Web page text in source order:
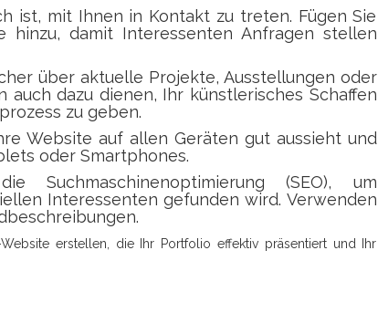
ist, mit Ihnen in Kontakt zu treten. Fügen Sie
hinzu, damit Interessenten Anfragen stellen
über aktuelle Projekte, Ausstellungen oder
dazu dienen, Ihr künstlerisches Schaffen
zu geben.
Website auf allen Geräten gut aussieht und
oder Smartphones.
Suchmaschinenoptimierung (SEO), um
Interessenten gefunden wird. Verwenden
erstellen, die Ihr Portfolio effektiv präsentiert und Ihr